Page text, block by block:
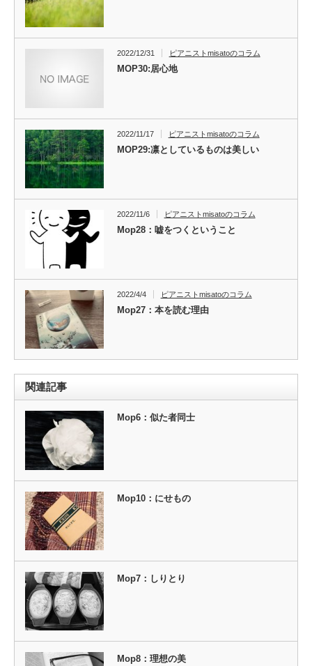
2022/12/31 ピアニストmisatoのコラム
MOP30:居心地
2022/11/17 ピアニストmisatoのコラム
MOP29:凛としているものは美しい
2022/11/6 ピアニストmisatoのコラム
Mop28：嘘をつくということ
2022/4/4 ピアニストmisatoのコラム
Mop27：本を読む理由
関連記事
Mop6：似た者同士
Mop10：にせもの
Mop7：しりとり
Mop8：理想の美